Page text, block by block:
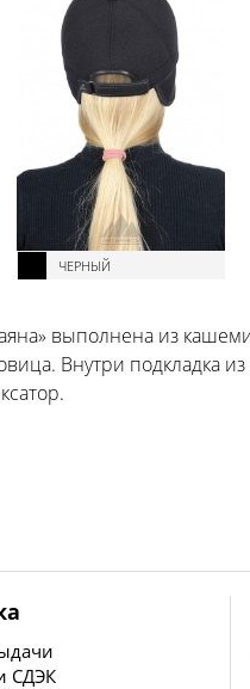
ЧЕРНЫЙ
выполнена из
Внутри подкладка
СДЭК